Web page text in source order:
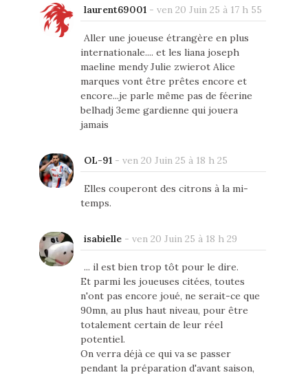
laurent69001 - ven 20 Juin 25 à 17 h 55
Aller une joueuse étrangère en plus
internationale.... et les liana joseph
maeline mendy Julie zwierot Alice
marques vont être prêtes encore et
encore...je parle même pas de féerine
belhadj 3eme gardienne qui jouera
jamais
OL-91 - ven 20 Juin 25 à 18 h 25
Elles couperont des citrons à la mi-
temps.
isabielle- ven 20 Juin 25 à 18 h 29
... il est bien trop tôt pour le dire.
Et parmi les joueuses citées, toutes
n'ont pas encore joué, ne serait-ce que
90mn, au plus haut niveau, pour être
totalement certain de leur réel
potentiel.
On verra déjà ce qui va se passer
pendant la préparation d'avant saison,